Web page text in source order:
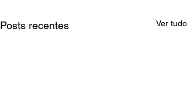
Posts recentes Ver tudo